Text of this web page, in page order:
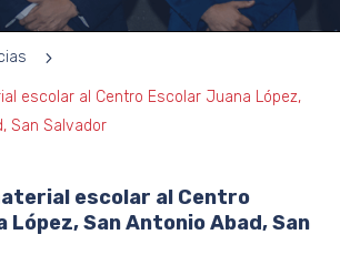
5
escolar al Centro Escolar Juana López,
San Salvador
escolar al Centro
López, San Antonio Abad, San